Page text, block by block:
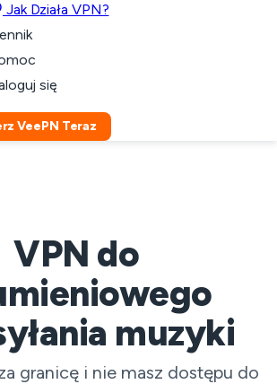
Jak Działa VPN?
się
VeePN Teraz
VPN do
muzyki
granicę i nie masz dostępu do